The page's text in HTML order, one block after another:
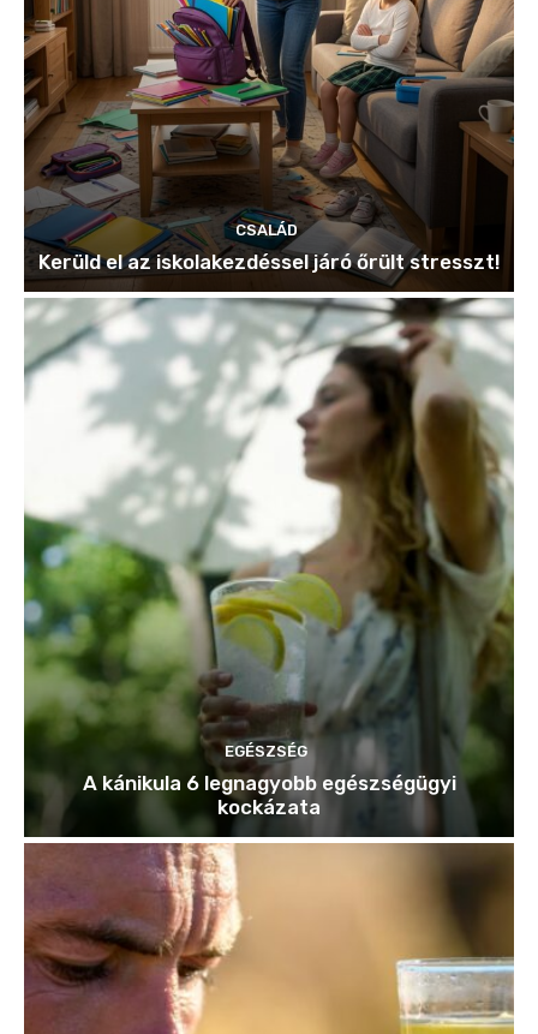
CSALÁD
Kerüld el az iskolakezdéssel járó őrült stresszt!
EGÉSZSÉG
A kánikula 6 legnagyobb egészségügyi
kockázata